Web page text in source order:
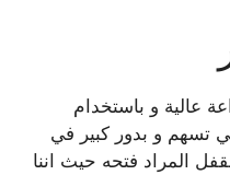
عالية و باستخدام
تسهم و بدور كبير في
المراد فتحه حيث اننا